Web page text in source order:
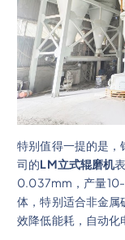
特别值得一提的是
司的LM立式辊磨机
0.037mm，产量
体，特别适合非金
效降低能耗，自动化